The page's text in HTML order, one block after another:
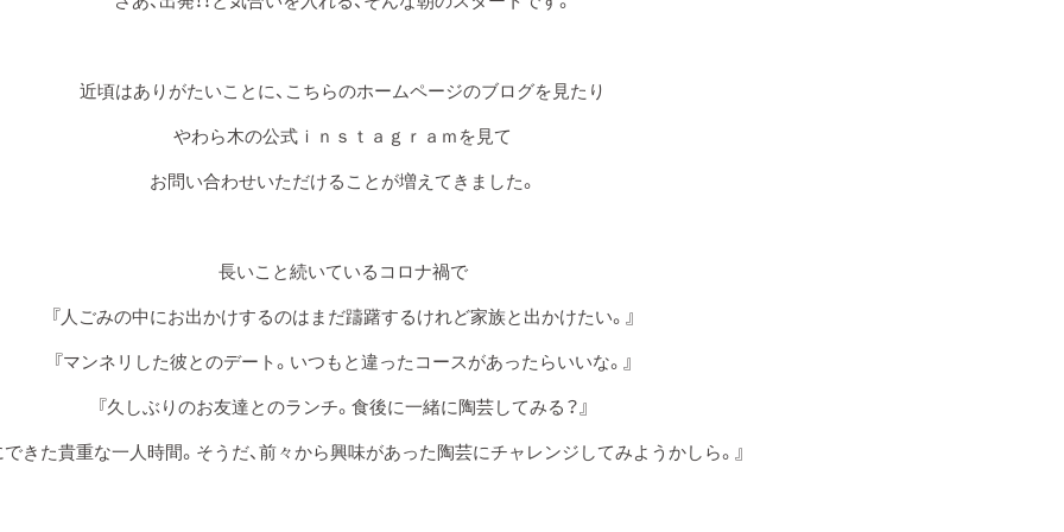
近頃はありがたいことに、こちらのホームページのブログを見たり
やわら木の公式ｉｎｓｔａｇｒａｍを見て
お問い合わせいただけることが増えてきました。
長いこと続いているコロナ禍で
『人ごみの中にお出かけするのはまだ躊躇するけれど家族と出かけたい。』
『マンネリした彼とのデート。いつもと違ったコースがあったらいいな。』
『久しぶりのお友達とのランチ。食後に一緒に陶芸してみる？』
できた貴重な一人時間。そうだ、前々から興味があった陶芸にチャレンジしてみようかしら。』